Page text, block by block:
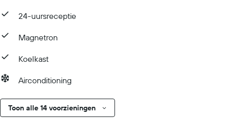
24-uursreceptie
Magnetron
Koelkast
Airconditioning
Toon alle 14 voorzieningen